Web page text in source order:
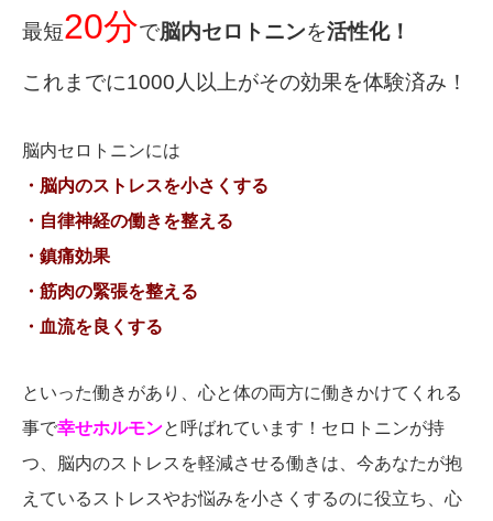
最短20分で脳内セロトニンを活性化！
これまでに1000人以上がその効果を体験済み！
脳内セロトニンには
・脳内のストレスを小さくする
・自律神経の働きを整える
・鎮痛効果
・筋肉の緊張を整える
・血流を良くする
といった働きがあり、心と体の両方に働きかけてくれる
事で幸せホルモンと呼ばれています！セロトニンが持
つ、脳内のストレスを軽減させる働きは、今あなたが抱
えているストレスやお悩みを小さくするのに役立ち、心